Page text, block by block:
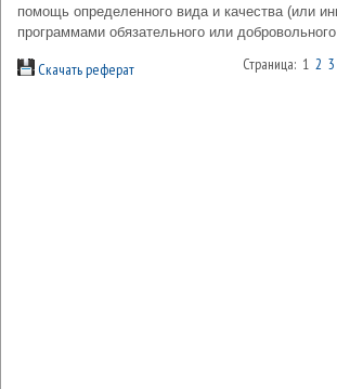
помощь определенного вида и качества (или
программами обяза­тельного или
Скачать реферат Страница: 1 2 3